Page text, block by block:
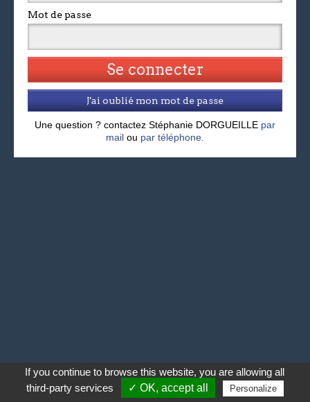
Mot de passe
J'ai oublié mon mot de passe
Une question ? contactez Stéphanie DORGUEILLE par
mail ou par téléphone.
If you continue to browse this website, you are allowing all
third-party services
✓ OK, accept all Personalize